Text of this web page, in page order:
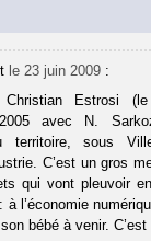
le 23 juin 2009 :
Christian Estrosi
avec N.
territoire, sous
C’est un gros
qui vont pleuvoir
l’économie
bébé à venir.